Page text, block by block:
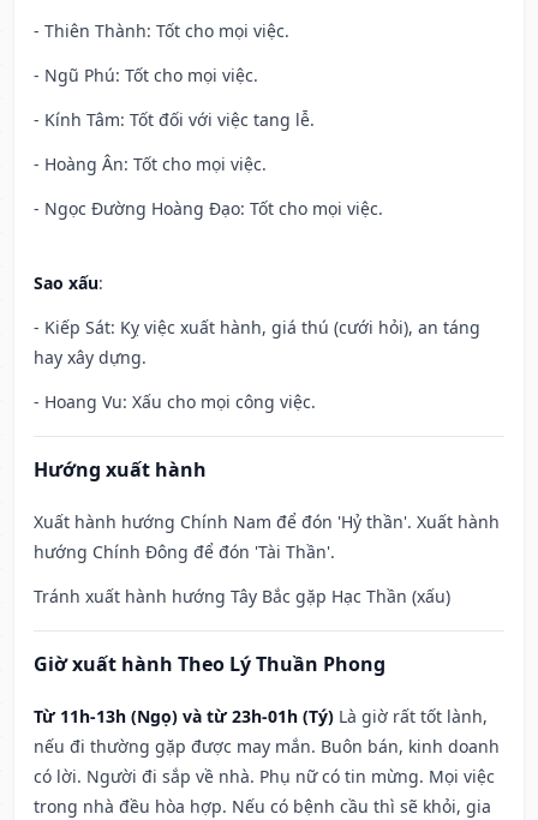
- Thiên Thành: Tốt cho mọi việc.
- Ngũ Phú: Tốt cho mọi việc.
- Kính Tâm: Tốt đối với việc tang lễ.
- Hoàng Ân: Tốt cho mọi việc.
- Ngọc Đường Hoàng Đạo: Tốt cho mọi việc.
Sao xấu:
- Kiếp Sát: Kỵ việc xuất hành, giá thú (cưới hỏi), an táng
hay xây dựng.
- Hoang Vu: Xấu cho mọi công việc.
Hướng xuất hành
Xuất hành hướng Chính Nam để đón 'Hỷ thần'. Xuất hành
hướng Chính Đông để đón 'Tài Thần'.
Tránh xuất hành hướng Tây Bắc gặp Hạc Thần (xấu)
Giờ xuất hành Theo Lý Thuần Phong
Từ 11h-13h (Ngọ) và từ 23h-01h (Tý) Là giờ rất tốt lành,
nếu đi thường gặp được may mắn. Buôn bán, kinh doanh
có lời. Người đi sắp về nhà. Phụ nữ có tin mừng. Mọi việc
trong nhà đều hòa hợp. Nếu có bệnh cầu thì sẽ khỏi, gia